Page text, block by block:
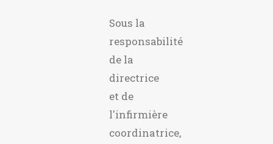
Sous la
responsabilité
de la
directrice
et de
l'infirmière
coordinatrice,